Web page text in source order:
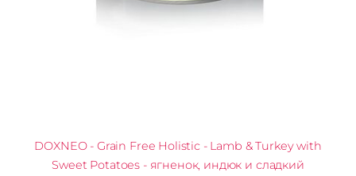
DOXNEO - Grain Free Holistic - Lamb & Turkey with
Sweet Potatoes - ягненок, индюк и сладкий